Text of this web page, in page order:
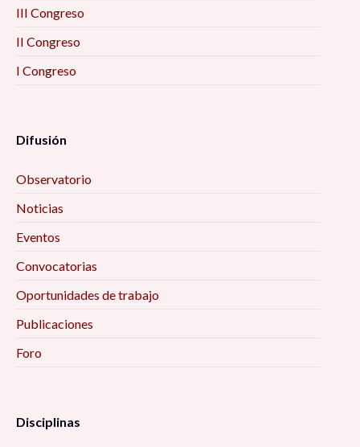
III Congreso
II Congreso
I Congreso
Difusión
Observatorio
Noticias
Eventos
Convocatorias
Oportunidades de trabajo
Publicaciones
Foro
Disciplinas